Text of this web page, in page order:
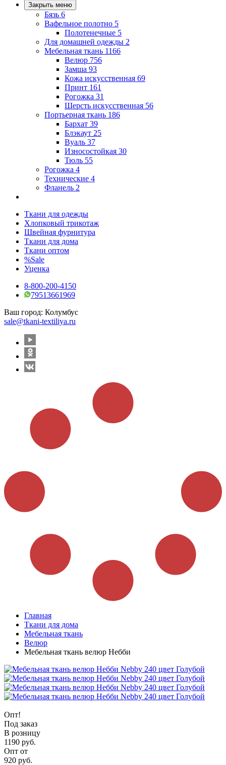
Закрыть меню
Бязь 6
Вафельное полотно 5
Полотенечные 5
Для домашней одежды 2
Мебельная ткань 1166
Велюр 756
Замша 93
Кожа искусственная 69
Принт 161
Рогожка 31
Шерсть искусственная 56
Портьерная ткань 186
Бархат 39
Блэкаут 25
Вуаль 37
Износостойкая 30
Тюль 55
Рогожка 4
Технические 4
Фланель 2
Ткани для одежды
Хлопковый трикотаж
Швейная фурнитура
Ткани для дома
Ткани оптом
%Sale
Уценка
8-800-200-4150
79513661969
Ваш город: Колумбус
sale@tkani-textiliya.ru
Главная
Ткани для дома
Мебельная ткань
Велюр
Мебельная ткань велюр Небби
Опт!
Под заказ
В розницу
1190 руб.
Опт от
920 руб.